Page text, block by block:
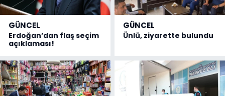
GÜNCEL
Erdoğan’dan flaş seçim
açıklaması!
GÜNCEL
Ünlü, ziyarette bulundu